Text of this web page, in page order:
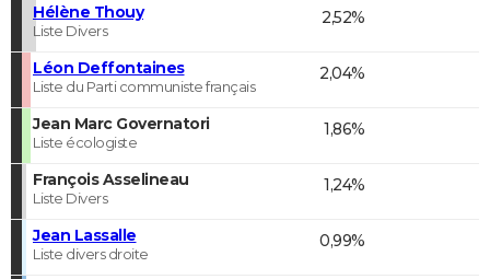
Hélène Thouy
Liste Divers
2,52%
Léon Deffontaines
Liste du Parti communiste français
2,04%
Jean Marc Governatori
Liste écologiste
1,86%
François Asselineau
Liste Divers
1,24%
Jean Lassalle
Liste divers droite
0,99%